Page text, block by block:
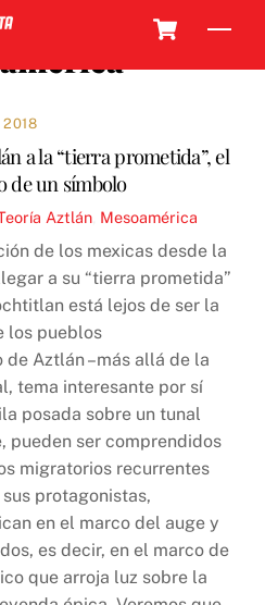
2018
a la “tierra prometida”, el
de un símbolo
Aztlán Mesoamérica
de los mexicas desde la
a su “tierra prometida”
está lejos de ser la
los pueblos
Aztlán –más allá de la
tema interesante por sí
posada sobre un tunal
pueden ser comprendidos
migratorios recurrentes
protagonistas,
en el marco del auge y
es decir, en el marco de
que arroja luz sobre la